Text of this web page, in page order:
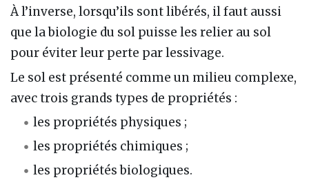
À l’inverse, lorsqu’ils sont libérés, il faut aussi
que la biologie du sol puisse les relier au sol
pour éviter leur perte par lessivage.
Le sol est présenté comme un milieu complexe,
avec trois grands types de propriétés :
les propriétés physiques ;
les propriétés chimiques ;
les propriétés biologiques.